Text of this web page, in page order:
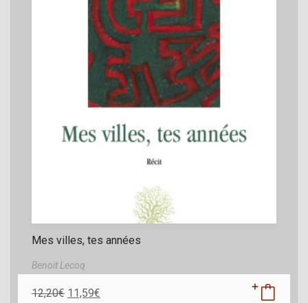
Mes villes, tes années
Benoit Lecoq
12,20€ 11,59€